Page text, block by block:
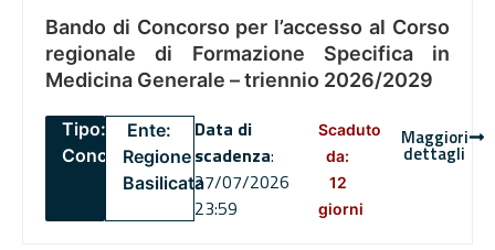
Bando di Concorso per l’accesso al Corso
regionale di Formazione Specifica in
Medicina Generale – triennio 2026/2029
Tipo:
Concorsi
Ente:
Regione
Basilicata
Data di
scadenza:
27/07/2026
23:59
Scaduto
da:
12
giorni
Maggiori
dettagli